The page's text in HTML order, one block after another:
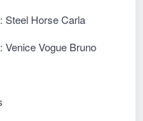
Steel Horse Carla
Venice Vogue Bruno